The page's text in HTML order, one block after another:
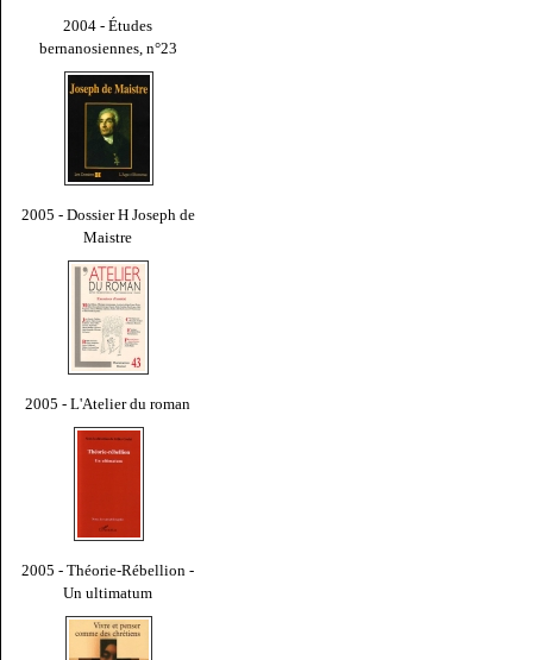
2004 - Études
bernanosiennes, n°23
2005 - Dossier H Joseph de
Maistre
2005 - L'Atelier du roman
2005 - Théorie-Rébellion -
Un ultimatum